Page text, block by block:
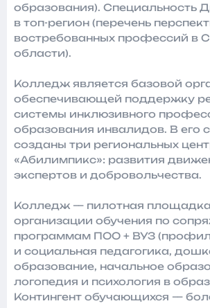
образования). Специальность
в топ-регион (перечень
востребованных профессий в
области).
Колледж является базовой
обеспечивающей поддержку
системы инклюзивного
образования инвалидов. В его
созданы три региональных
«Абилимпикс»: развития
экспертов и добровольчества.
Колледж — пилотная
организации обучения по
программам ПОО + ВУЗ
и социальная педагогика,
образование, начальное
логопедия и психология в
Контингент обучающихся —